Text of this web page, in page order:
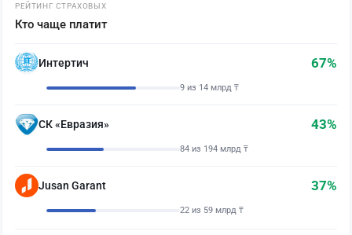
РЕЙТИНГ СТРАХОВЫХ
Кто чаще платит
Интертич 67%
9 из 14 млрд ₸
СК «Евразия» 43%
84 из 194 млрд ₸
Jusan Garant 37%
22 из 59 млрд ₸